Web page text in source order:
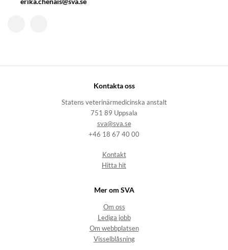
Kontakta oss
Statens veterinärmedicinska anstalt
751 89 Uppsala
sva@sva.se
+46 18 67 40 00
Kontakt
Hitta hit
Mer om SVA
Om oss
Lediga jobb
Om webbplatsen
Visselblåsning